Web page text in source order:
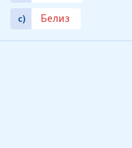
c) Белиз